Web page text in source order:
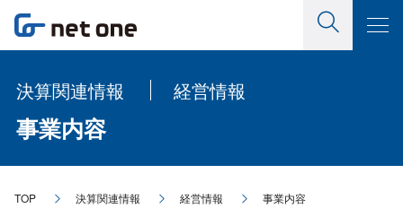
決算関連情報 経営情報
事業内容
TOP 決算関連情報 経営情報 事業内容